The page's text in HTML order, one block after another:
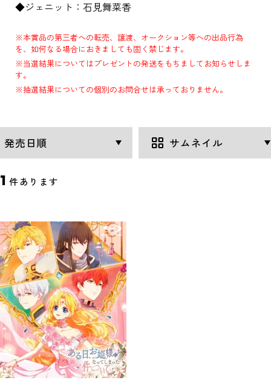
◆ジェニット：石見舞菜香
※本賞品の第三者への転売、譲渡、オークション等への出品行為
を、如何なる場合におきましても固く禁じます。
※当選結果についてはプレゼントの発送をもちましてお知らせしま
す。
※抽選結果についての個別のお問合せは承っておりません。
1 件あります